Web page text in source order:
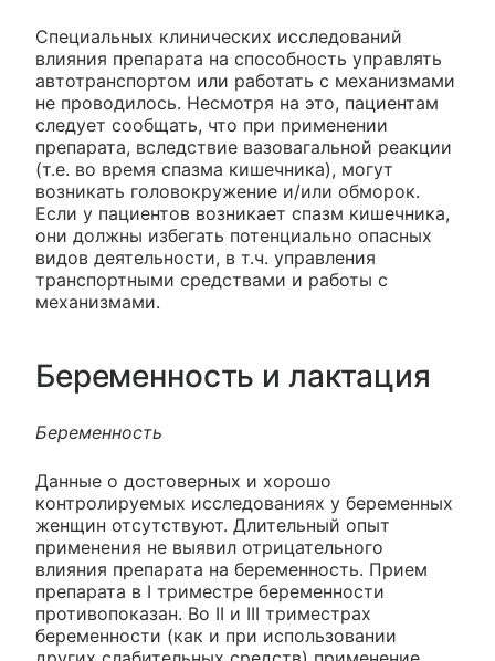
Специальных клинических исследований
влияния препарата на способность управлять
автотранспортом или работать с механизмами
не проводилось. Несмотря на это, пациентам
следует сообщать, что при применении
препарата, вследствие вазовагальной реакции
(т.е. во время спазма кишечника), могут
возникать головокружение и/или обморок.
Если у пациентов возникает спазм кишечника,
они должны избегать потенциально опасных
видов деятельности, в т.ч. управления
транспортными средствами и работы с
механизмами.
Беременность и лактация
Беременность
Данные о достоверных и хорошо
контролируемых исследованиях у беременных
женщин отсутствуют. Длительный опыт
применения не выявил отрицательного
влияния препарата на беременность. Прием
препарата в I триместре беременности
противопоказан. Во II и III триместрах
беременности (как и при использовании